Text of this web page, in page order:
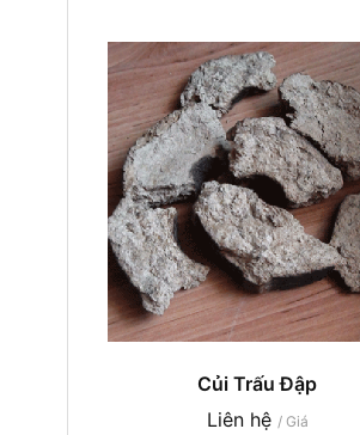
Củi Trấu Đập
Liên hệ / Giá